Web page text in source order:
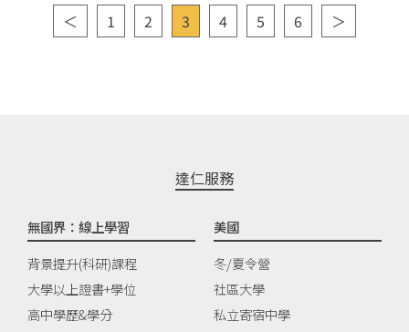
＜ 1 2 3 4 5 6 ＞
達仁服務
無國界：線上學習
背景提升(科研)課程
大學以上證書+學位
高中學歷&學分
美國
冬/夏令營
社區大學
私立寄宿中學